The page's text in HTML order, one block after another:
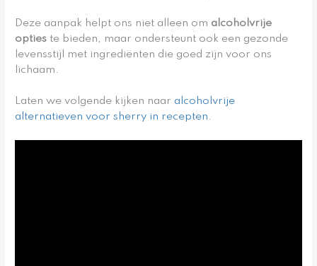
Deze aanpak helpt ons niet alleen om alcoholvrije
opties te bieden, maar ondersteunt ook een gezonde
levensstijl met ingrediënten die goed zijn voor ons
lichaam.
Laten we volgende kijken naar alcoholvrije
alternatieven voor sherry in recepten.